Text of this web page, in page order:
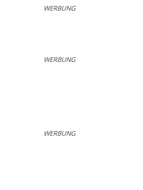
WERBUNG
WERBUNG
WERBUNG